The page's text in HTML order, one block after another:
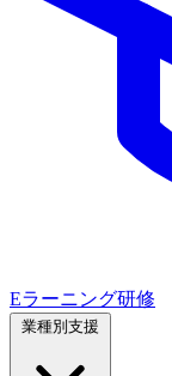
Eラーニング研修